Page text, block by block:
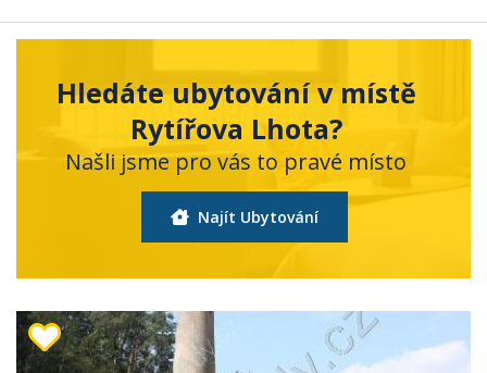
Hledáte ubytování v místě
Rytířova Lhota?
Našli jsme pro vás to pravé místo
Najít Ubytování